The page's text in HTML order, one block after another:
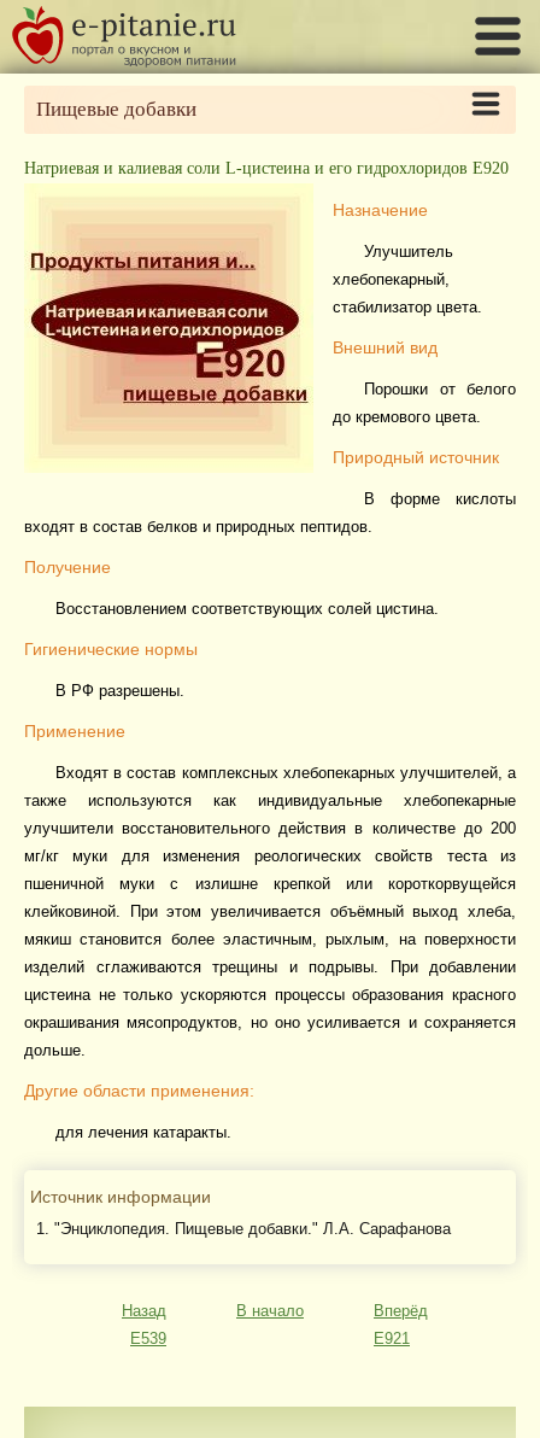
Пищевые добавки
Натриевая и калиевая соли L-цистеина и его гидрохлоридов Е920
Назначение
Улучшитель
хлебопекарный,
стабилизатор цвета.
Внешний вид
Порошки от белого
до кремового цвета.
Природный источник
В форме кислоты
входят в состав белков и природных пептидов.
Получение
Восстановлением соответствующих солей цистина.
Гигиенические нормы
В РФ разрешены.
Применение
Входят в состав комплексных хлебопекарных улучшителей, а
также используются как индивидуальные хлебопекарные
улучшители восстановительного действия в количестве до 200
мг/кг муки для изменения реологических свойств теста из
пшеничной муки с излишне крепкой или короткорвущейся
клейковиной. При этом увеличивается объёмный выход хлеба,
мякиш становится более эластичным, рыхлым, на поверхности
изделий сглаживаются трещины и подрывы. При добавлении
цистеина не только ускоряются процессы образования красного
окрашивания мясопродуктов, но оно усиливается и сохраняется
дольше.
Другие области применения:
для лечения катаракты.
Источник информации
"Энциклопедия. Пищевые добавки." Л.А. Сарафанова
Назад
E539
В начало
Вперёд
E921